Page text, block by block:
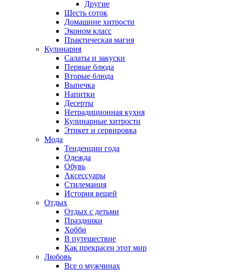
Другие
Шесть соток
Домашние хитрости
Эконом класс
Практическая магия
Кулинария
Салаты и закуски
Первые блюда
Вторые блюда
Выпечка
Напитки
Десерты
Нетрадиционная кухня
Кулинарные хитрости
Этикет и сервировка
Мода
Тенденции года
Одежда
Обувь
Аксессуары
Стилемания
История вещей
Отдых
Отдых с детьми
Праздники
Хобби
В путешествие
Как прекрасен этот мир
Любовь
Все о мужчинах